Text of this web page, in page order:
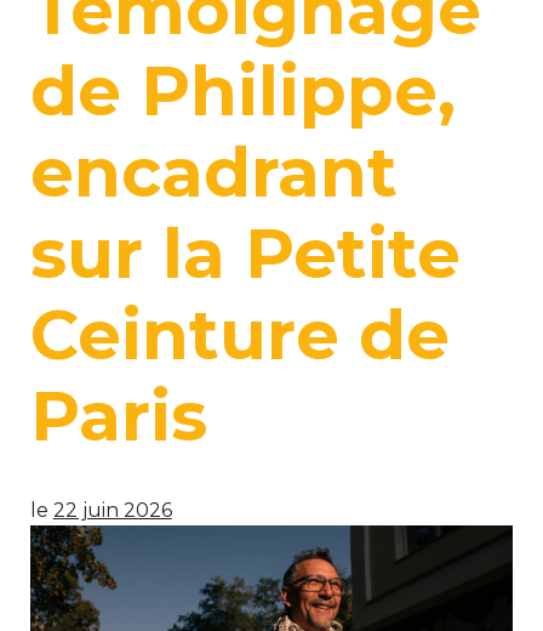
de Philippe,
encadrant
sur la Petite
Ceinture de
Paris
le 22 juin 2026